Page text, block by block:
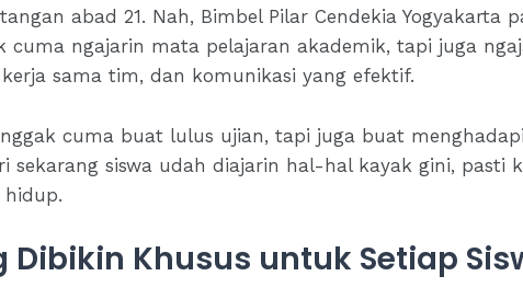
abad 21. Nah, Bimbel Pilar Cendekia Yogyakarta
cuma ngajarin mata pelajaran akademik, tapi juga
sama tim, dan komunikasi yang efektif.
cuma buat lulus ujian, tapi juga buat
sekarang siswa udah diajarin hal-hal kayak gini, pasti
Dibikin Khusus untuk Setiap